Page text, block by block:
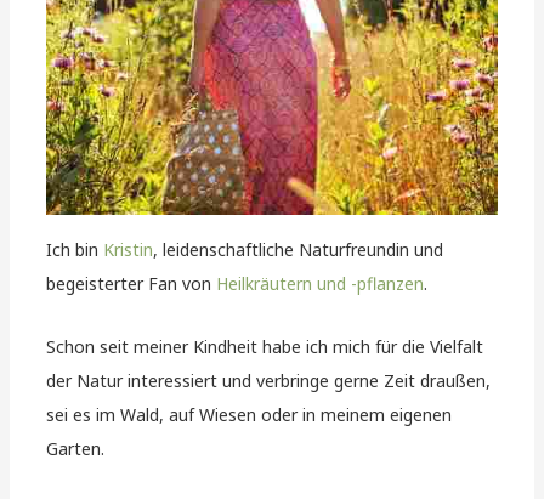
Ich bin Kristin, leidenschaftliche Naturfreundin und
begeisterter Fan von Heilkräutern und -pflanzen.
Schon seit meiner Kindheit habe ich mich für die Vielfalt
der Natur interessiert und verbringe gerne Zeit draußen,
sei es im Wald, auf Wiesen oder in meinem eigenen
Garten.